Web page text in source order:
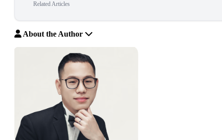
Related Articles
About the Author